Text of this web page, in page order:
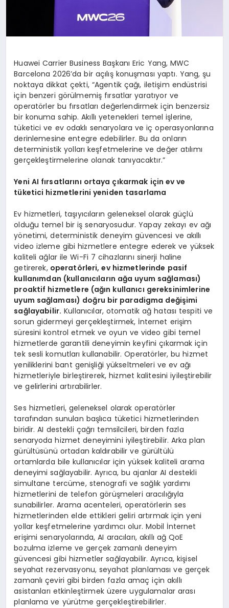
Huawei Carrier Business Başkanı Eric Yang, MWC
Barcelona 2026’da bir açılış konuşması yaptı. Yang, şu
noktaya dikkat çekti, “Agentik çağı, iletişim endüstrisi
için benzeri görülmemiş fırsatlar yaratıyor ve
operatörler bu fırsatları değerlendirmek için benzersiz
bir konuma sahip. Akıllı yetenekleri temel işlerine,
tüketici ve ev odaklı senaryolara ve iç operasyonlarına
derinlemesine entegre edebilirler. Bu da onların
deterministik yolları keşfetmelerine ve değer atılımı
gerçekleştirmelerine olanak tanıyacaktır.”
Yeni AI fırsatlarını ortaya çıkarmak için ev ve
tüketici hizmetlerini yeniden tasarlama
Ev hizmetleri, taşıyıcıların geleneksel olarak güçlü
olduğu temel bir iş senaryosudur. Yapay zekayı ev ağı
yönetimi, deterministik deneyim güvencesi ve akıllı
video izleme gibi hizmetlere entegre ederek ve yüksek
kaliteli ağlar ile Wi-Fi 7 cihazlarını sinerji haline
getirerek,operatörleri, ev hizmetlerinde pasif
kullanımdan (kullanıcıların ağa uyum sağlaması)
proaktif hizmetlere (ağın kullanıcı gereksinimlerine
uyum sağlaması) doğru bir paradigma değişimi
sağlayabilir. Kullanıcılar, otomatik ağ hatası tespiti ve
sorun gidermeyi gerçekleştirmek, İnternet erişim
süresini kontrol etmek ve oyun ve video gibi temel
hizmetlerde garantili deneyimin keyfini çıkarmak için
tek sesli komutları kullanabilir. Operatörler, bu hizmet
yeniliklerini bant genişliği yükseltmeleri ve ev ağı
hizmetleriyle birleştirerek, hizmet kalitesini iyileştirebilir
ve gelirlerini artırabilirler.
Ses hizmetleri, geleneksel olarak operatörler
tarafından sunulan başlıca tüketici hizmetlerinden
biridir. AI destekli çağrı temsilcileri, birden fazla
senaryoda hizmet deneyimini iyileştirebilir. Arka plan
gürültüsünü ortadan kaldırabilir ve gürültülü
ortamlarda bile kullanıcılar için yüksek kaliteli arama
deneyimi sağlayabilir. Ayrıca, bu ajanlar AI destekli
simultane tercüme, stenografi ve sağlık yardımı
hizmetlerini de telefon görüşmeleri aracılığıyla
sunabilirler. Arama acenteleri, operatörlerin ses
hizmetlerinden elde ettikleri geliri artırmak için yeni
yollar keşfetmelerine yardımcı olur. Mobil İnternet
erişimi senaryolarında, AI aracıları, akıllı ağ QoE
bozulma izleme ve gerçek zamanlı deneyim
güvencesi gibi hizmetler sağlayabilir. Ayrıca, kişisel
seyahat rezervasyonu, seyahat planlaması ve gerçek
zamanlı çeviri gibi birden fazla amaç için akıllı
asistanları etkinleştirmek üzere uygulamalar arası
planlama ve yürütme gerçekleştirebilirler.